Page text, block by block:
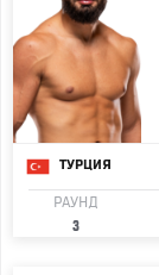
ТУРЦИЯ
РАУНД
3